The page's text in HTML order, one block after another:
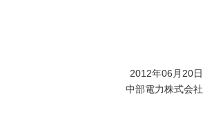
2012年06月20日
中部電力株式会社